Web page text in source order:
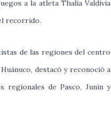
a la atleta Thalia Valdivia
recorrido.
de las regiones del centro
destacó y reconoció a
regionales de Pasco, Junín y